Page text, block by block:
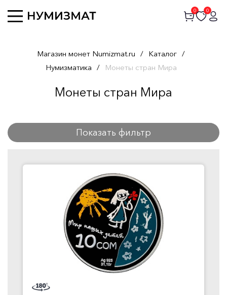
0 0
Магазин монет Numizmat.ru / Каталог /
Нумизматика / Монеты стран Мира
Монеты стран Мира
Показать фильтр